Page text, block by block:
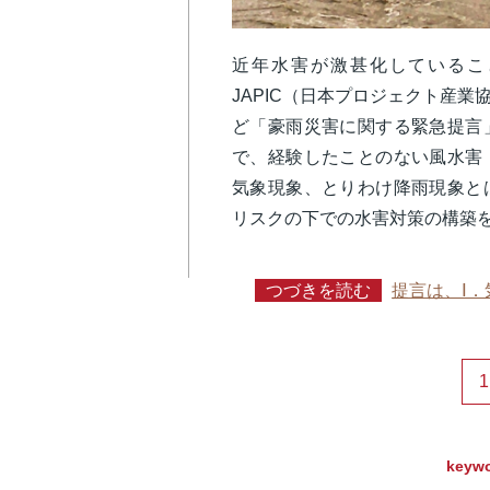
近年水害が激甚化している
JAPIC（日本プロジェクト産業
ど「豪雨災害に関する緊急提
で、経験したことのない風水
気象現象、とりわけ降雨現象
リスクの下での水害対策の構築
つづきを読む 提言は、Ⅰ
1